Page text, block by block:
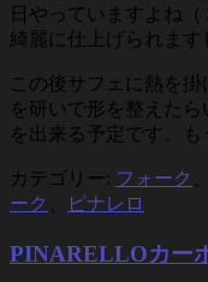
日やっていますよね
綺麗に仕上げられます
この後サフェに熱を
を研いで形を整えた
を出来る予定です。も
カテゴリー: フォーク
ーク
ピナレロ
PINARELLOカー